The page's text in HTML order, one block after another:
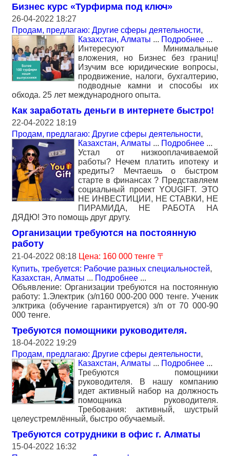
Бизнес курс «Турфирма под ключ»
26-04-2022 18:27
Продам, предлагаю: Другие сферы деятельности,
Казахстан, Алматы ... Подробнее ...
Интересуют Минимальные
вложения, но Бизнес без границ!
Изучим все юридические вопросы,
продвижение, налоги, бухгалтерию,
подводные камни и способы их
обхода. 25 лет международного опыта.
Как заработать деньги в интернете быстро!
22-04-2022 18:19
Продам, предлагаю: Другие сферы деятельности,
Казахстан, Алматы ... Подробнее ...
Устал от низкооплачиваемой
работы? Нечем платить ипотеку и
кредиты? Мечтаешь о быстром
старте в финансах ? Представляем
социальный проект YOUGIFT. ЭТО
НЕ ИНВЕСТИЦИИ, НЕ СТАВКИ, НЕ
ПИРАМИДА, НЕ РАБОТА НА
ДЯДЮ! Это помощь друг другу.
Организации требуются на постоянную
работу
21-04-2022 08:18 Цена: 160 000 тенге 〒
Купить, требуется: Рабочие разных специальностей,
Казахстан, Алматы ... Подробнее ...
Объявление: Организации требуются на постоянную
работу: 1.Электрик (з/п160 000-200 000 тенге. Ученик
элктрика (обучение гарантируется) з/п от 70 000-90
000 тенге.
Требуются помощники руководителя.
18-04-2022 19:29
Продам, предлагаю: Другие сферы деятельности,
Казахстан, Алматы ... Подробнее ...
Требуются помощники
руководителя. В нашу компанию
идет активный набор на должность
помощника руководителя.
Требования: активный, шустрый
целеустремлённый, быстро обучаемый.
Требуются сотрудники в офис г. Алматы
15-04-2022 16:32